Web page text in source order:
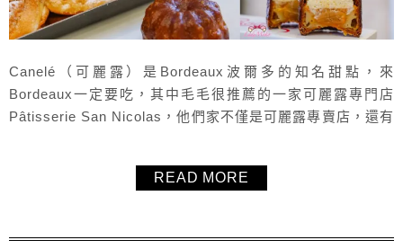
Canelé（可麗露）是Bordeaux波爾多的知名甜點，來
Bordeaux一定要吃，其中毛毛很推薦的一家可麗露專門店
Pâtisserie San Nicolas，他們家不僅是可麗露專賣店，還有
San Nicolas品嚐看看他們家的可麗露，另外還有法式甜點與
READ MORE